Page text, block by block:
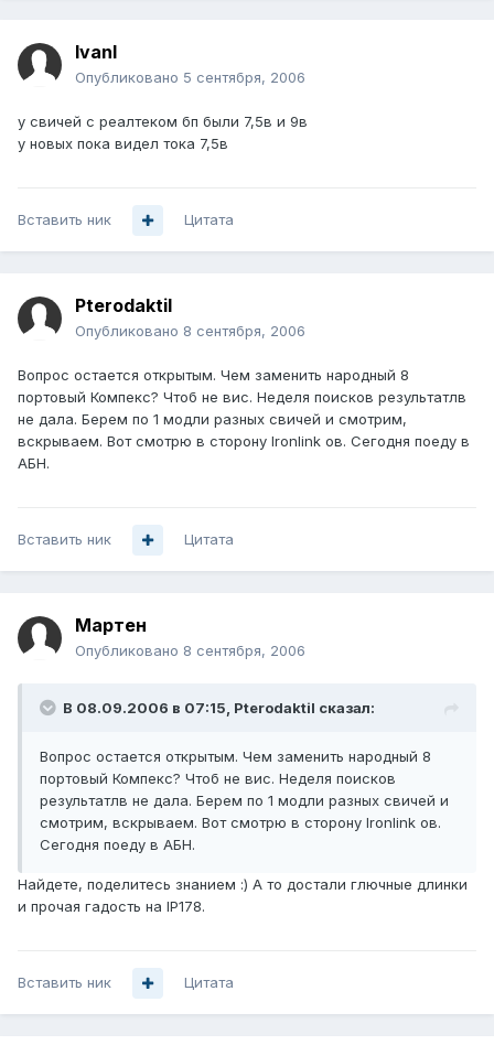
IvanI
Опубликовано 5 сентября, 2006
у свичей с реалтеком бп были 7,5в и 9в
у новых пока видел тока 7,5в
Вставить ник Цитата
Pterodaktil
Опубликовано 8 сентября, 2006
Вопрос остается открытым. Чем заменить народный 8
портовый Компекс? Чтоб не вис. Неделя поисков результатлв
не дала. Берем по 1 модли разных свичей и смотрим,
вскрываем. Вот смотрю в сторону Ironlink ов. Сегодня поеду в
АБН.
Вставить ник Цитата
Мартен
Опубликовано 8 сентября, 2006
В 08.09.2006 в 07:15, Pterodaktil сказал:
Вопрос остается открытым. Чем заменить народный 8
портовый Компекс? Чтоб не вис. Неделя поисков
результатлв не дала. Берем по 1 модли разных свичей и
смотрим, вскрываем. Вот смотрю в сторону Ironlink ов.
Сегодня поеду в АБН.
Найдете, поделитесь знанием :) А то достали глючные длинки
и прочая гадость на IP178.
Вставить ник Цитата